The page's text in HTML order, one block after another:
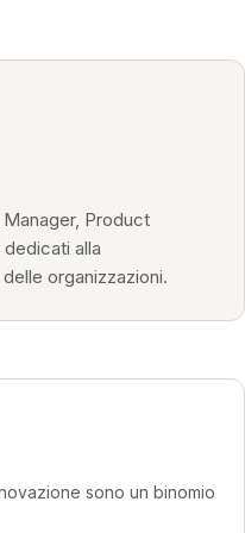
Product
alla
organizzazioni.
sono un binomio